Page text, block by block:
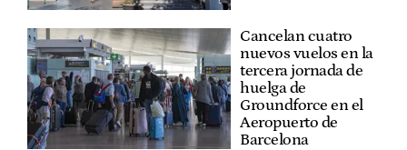
Cancelan cuatro
nuevos vuelos en la
tercera jornada de
huelga de
Groundforce en el
Aeropuerto de
Barcelona